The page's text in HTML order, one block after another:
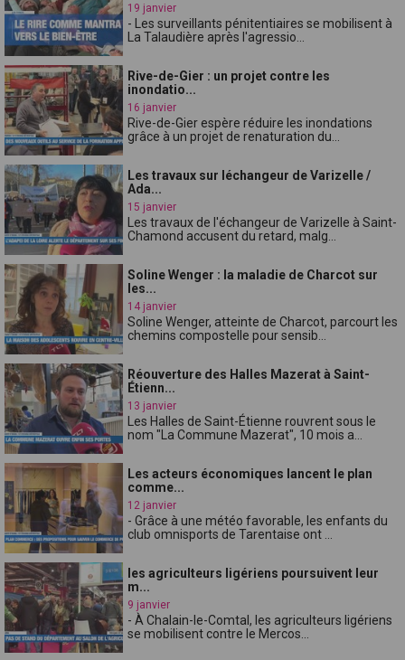
19 janvier
- Les surveillants pénitentiaires se mobilisent à
La Talaudière après l'agressio...
Rive-de-Gier : un projet contre les
inondatio...
16 janvier
Rive-de-Gier espère réduire les inondations
grâce à un projet de renaturation du...
Les travaux sur léchangeur de Varizelle /
Ada...
15 janvier
Les travaux de l'échangeur de Varizelle à Saint-
Chamond accusent du retard, malg...
Soline Wenger : la maladie de Charcot sur
les...
14 janvier
Soline Wenger, atteinte de Charcot, parcourt les
chemins compostelle pour sensib...
Réouverture des Halles Mazerat à Saint-
Étienn...
13 janvier
Les Halles de Saint-Étienne rouvrent sous le
nom "La Commune Mazerat", 10 mois a...
Les acteurs économiques lancent le plan
comme...
12 janvier
- Grâce à une météo favorable, les enfants du
club omnisports de Tarentaise ont ...
les agriculteurs ligériens poursuivent leur
m...
9 janvier
- À Chalain-le-Comtal, les agriculteurs ligériens
se mobilisent contre le Mercos...